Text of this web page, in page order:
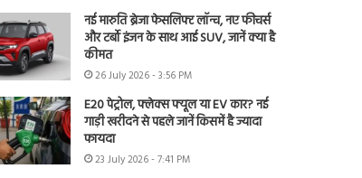
नई मारुति ब्रेजा फेसलिफ्ट लॉन्च, नए फीचर्स
और टर्बो इंजन के साथ आई SUV, जानें क्या है
कीमत
26 July 2026 - 3:56 PM
E20 पेट्रोल, फ्लेक्स फ्यूल या EV कार? नई
गाड़ी खरीदने से पहले जानें किसमें है ज्यादा
फायदा
23 July 2026 - 7:41 PM